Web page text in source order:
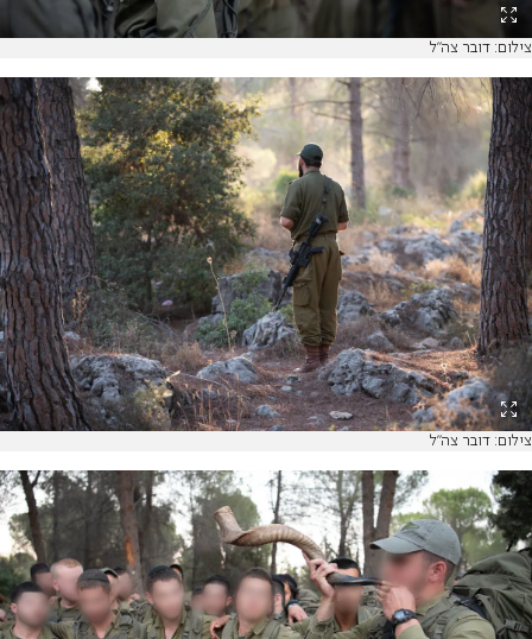
צילום: דובר צה"ל
צילום: דובר צה"ל